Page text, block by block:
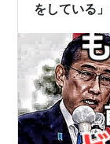
をしている